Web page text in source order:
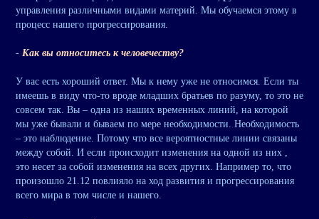
управления различными видами материй. Мы обучаемся этому в
процесс нашего прогрессирования.
- Как вы относитесь к человечеству?
У вас есть хороший ответ. Мы к нему уже не относимся. Если ты
имеешь в виду что-то вроде младших братьев по разуму, то это не
совсем так. Вы – одна из наших временных линий, на которой
мы уже бывали и бываем по мере необходимости. Необходимость
– это наблюдение. Потому что все вероятностные линии связаны
между собой. И если происходит изменения на одной из них ,
это несет за собой изменения на всех других. Например то, что
произошло 21.12 повлияло на ход развития и прогрессирования
всего мира в том числе и нашего.